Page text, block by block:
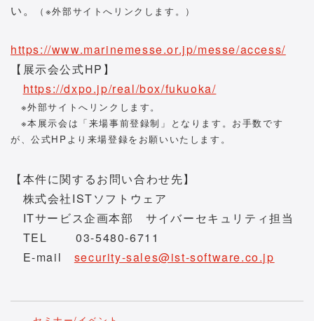
い。
（※外部サイトへリンクします。）
https://www.marinemesse.or.jp/messe/access/
【展示会公式HP】
https://dxpo.jp/real/box/fukuoka/
※外部サイトへリンクします。
※本展示会は「来場事前登録制」となります。お手数です
が、公式HPより来場登録をお願いいたします。
【本件に関するお問い合わせ先】
株式会社ISTソフトウェア
ITサービス企画本部 サイバーセキュリティ担当
TEL 03-5480-6711
E-mail security-sales@ist-software.co.jp